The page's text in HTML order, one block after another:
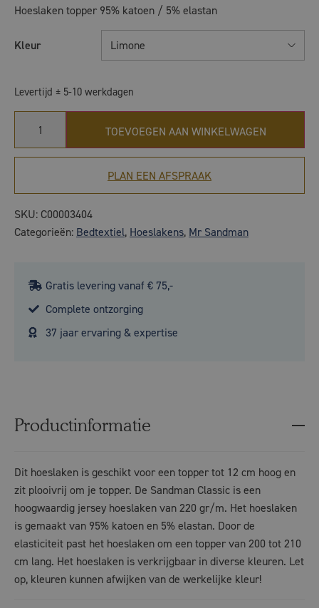
Hoeslaken topper 95% katoen / 5% elastan
Kleur Limone
Levertijd ± 5-10 werkdagen
TOEVOEGEN AAN WINKELWAGEN
PLAN EEN AFSPRAAK
SKU: C00003404
Categorieën: Bedtextiel, Hoeslakens, Mr Sandman
Gratis levering vanaf € 75,-
Complete ontzorging
37 jaar ervaring & expertise
Productinformatie
Dit hoeslaken is geschikt voor een topper tot 12 cm hoog en
zit plooivrij om je topper. De Sandman Classic is een
hoogwaardig jersey hoeslaken van 220 gr/m. Het hoeslaken
is gemaakt van 95% katoen en 5% elastan. Door de
elasticiteit past het hoeslaken om een topper van 200 tot 210
cm lang. Het hoeslaken is verkrijgbaar in diverse kleuren. Let
op, kleuren kunnen afwijken van de werkelijke kleur!